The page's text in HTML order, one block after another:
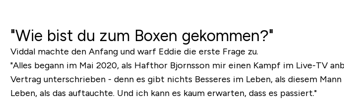
"Wie bist du zum Boxen gekommen?"
Viddal machte den Anfang und warf Eddie die erste Frage zu.
"Alles begann im Mai 2020, als Hafthor Bjornsson mir einen Kampf im Live-TV
Vertrag unterschrieben - denn es gibt nichts Besseres im Leben, als diesem
Leben, als das auftauchte. Und ich kann es kaum erwarten, dass es passiert."